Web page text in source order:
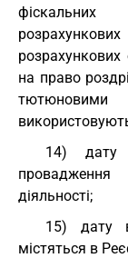
фіскальних
на право
14) дату
провадження
діяльності;
15) дату
містяться в